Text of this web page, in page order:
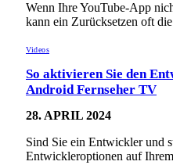
Wenn Ihre YouTube-App
kann ein Zurücksetzen oft
Videos
So aktivieren Sie den
Android Fernseher TV
28. APRIL 2024
Sind Sie ein Entwickler und
Entwickleroptionen auf